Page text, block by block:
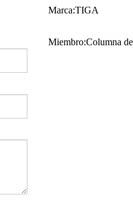
Marca:TIGA
Miembro:Columna